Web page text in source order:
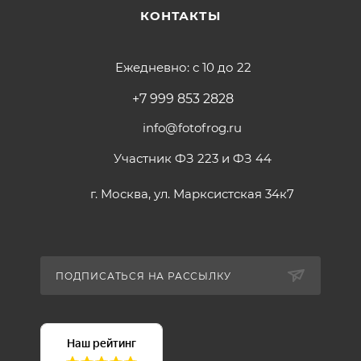
-Съемка видео в 4K с частотой 120 кадров в секунду
-Быстросъемный механизм на магните и нативное
-Режим стабилизации 360° HorizonSteady
-Защита от воды до 18 м
КОНТАКТЫ
Ежедневно: с 10 до 22
+7 999 853 2828
info@fotofrog.ru
Участник ФЗ 223 и ФЗ 44
г. Москва, ул. Марксистская 34к7
ПОДПИСАТЬСЯ НА РАССЫЛКУ